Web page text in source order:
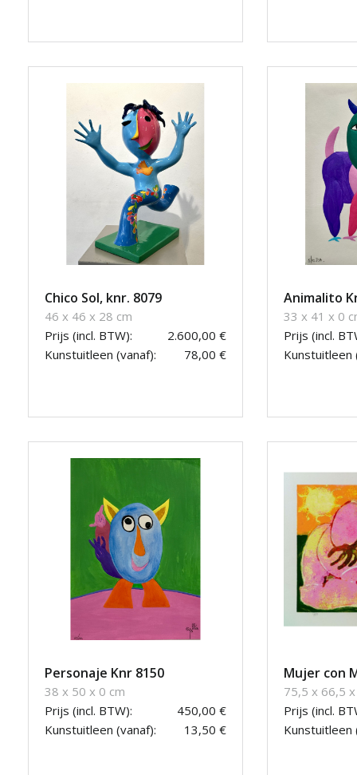
Chico Sol, knr. 8079
46 x 46 x 28 cm
Prijs (incl. BTW):
2.600,00 €
Kunstuitleen (vanaf):
78,00 €
Animalito
33 x 41 x 0
Prijs (incl.
Kunstuitleen
Personaje Knr 8150
38 x 50 x 0 cm
Prijs (incl. BTW):
450,00 €
Kunstuitleen (vanaf):
13,50 €
Mujer con
75,5 x 66,5
Prijs (incl.
Kunstuitleen